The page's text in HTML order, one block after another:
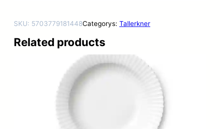
SKU: 5703779181448Categorys: Tallerkner
Related products